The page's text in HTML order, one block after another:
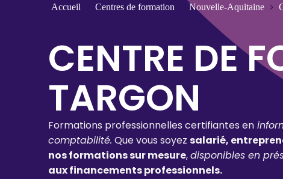
Accueil Centres de formation Nouvelle-Aquitaine
CENTRE DE
TARGON
Formations professionnelles certifiantes en
comptabilité. Que vous soyez salarié,
nos formations sur mesure,disponibles en
aux financements professionnels.